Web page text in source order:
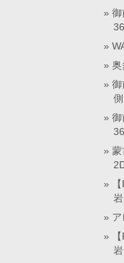
御
奥
御
御
蒙
岩
岩